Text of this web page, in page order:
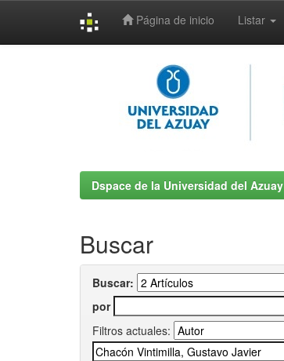
Página de inicio Listar
Dspace de la Universidad del Azuay
Buscar
Buscar:
por
Filtros actuales: